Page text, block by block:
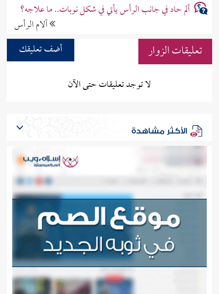
ألم حاد في جانب الرأس يأتي في شكل نوبات.. ما علاجه؟
آلام الرأس
تعليقات الزوار
أضف تعليقك
لا توجد تعليقات حتى الآن
الأكثر مشاهدة